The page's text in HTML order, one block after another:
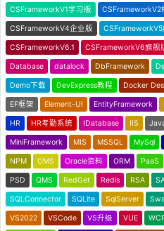
CSFrameworkV1学习版 CSFrameworkV2
CSFrameworkV4企业版 CSFrameworkV5
CSFrameworkV6.1 CSFrameworkV6旗舰
Database datalock DbFramework
Demo下载 DevExpress教程 Docker
EF框架 Element-UI EntityFramework
HR HR考勤系统 IDatabase IIS
MiniFramework MIS MSSQL MySql
NPM OMS Oracle资料 ORM PaaS
PSD QMS RedGet Redis RSA
SQLConnector SQLite SqlServer
VS2022 VSCode VS升级 VUE